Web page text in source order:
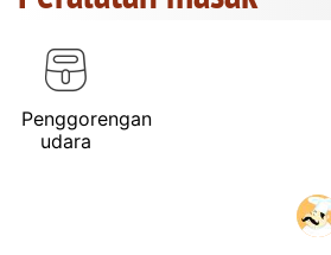
Penggorengan
udara